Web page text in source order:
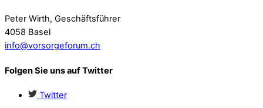
Peter Wirth, Geschäftsführer
4058 Basel
info@vorsorgeforum.ch
Folgen Sie uns auf Twitter
Twitter